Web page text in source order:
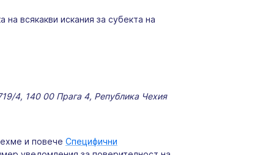
на всякакви искания за субекта на
4, 140 00 Прага 4, Република Чехия
и повече Специфични